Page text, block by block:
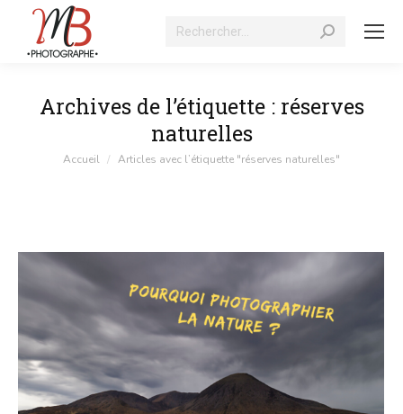
Recherche
Archives de l’étiquette : réserves
naturelles
Vous êtes ici :
Accueil Articles avec l’étiquette "réserves naturelles"